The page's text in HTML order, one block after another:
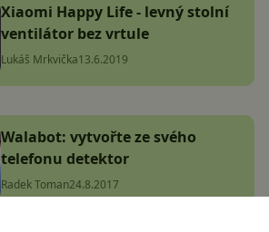
Xiaomi Happy Life - levný stolní
ventilátor bez vrtule
Lukáš Mrkvička13.6.2019
Walabot: vytvořte ze svého
telefonu detektor
Radek Toman24.8.2017